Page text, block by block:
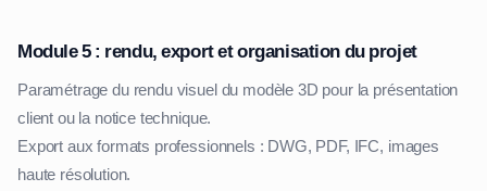
Module 5 : rendu, export et organisation du projet
Paramétrage du rendu visuel du modèle 3D pour la présentation
client ou la notice technique.
Export aux formats professionnels : DWG, PDF, IFC, images
haute résolution.